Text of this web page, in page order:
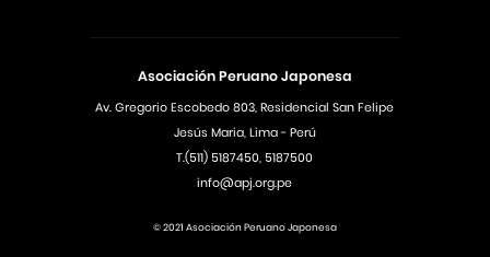
Asociación Peruano Japonesa
Av. Gregorio Escobedo 803, Residencial San Felipe
Jesús Maria, Lima - Perú
T.(511) 5187450, 5187500
info@apj.org.pe
© 2021 Asociación Peruano Japonesa